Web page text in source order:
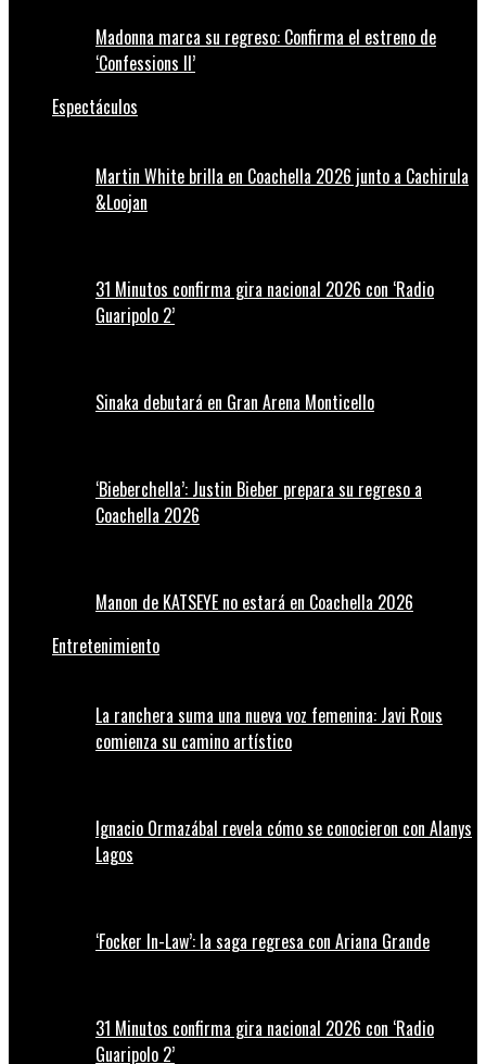
Madonna marca su regreso: Confirma el estreno de
‘Confessions II’
Espectáculos
Martin White brilla en Coachella 2026 junto a Cachirula
&Loojan
31 Minutos confirma gira nacional 2026 con ‘Radio
Guaripolo 2’
Sinaka debutará en Gran Arena Monticello
‘Bieberchella’: Justin Bieber prepara su regreso a
Coachella 2026
Manon de KATSEYE no estará en Coachella 2026
Entretenimiento
La ranchera suma una nueva voz femenina: Javi Rous
comienza su camino artístico
Ignacio Ormazábal revela cómo se conocieron con Alanys
Lagos
‘Focker In-Law’: la saga regresa con Ariana Grande
31 Minutos confirma gira nacional 2026 con ‘Radio
Guaripolo 2’